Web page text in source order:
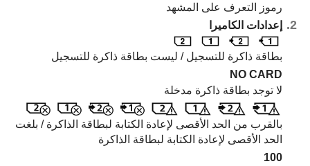
رموز التعرف على المشهد
إعدادات الكاميرا
بطاقة ذاكرة للتسجيل / ليست بطاقة ذاكرة للتسجيل
NO CARD
لا توجد بطاقة ذاكرة مدخلة
بالقرب من الحد الأقصى لإعادة الكتابة لبطاقة الذاكرة / بلغت
الحد الأقصى لإعادة الكتابة لبطاقة الذاكرة
100